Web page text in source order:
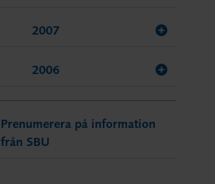
2007
2006
Prenumerera på information
från SBU